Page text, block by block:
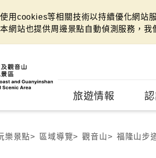
用cookies等相關技術以持續優化網站
網站也提供周邊景點自動偵測服務，
旅遊情報
樂景點 區域導覽 觀音山 福隆山步